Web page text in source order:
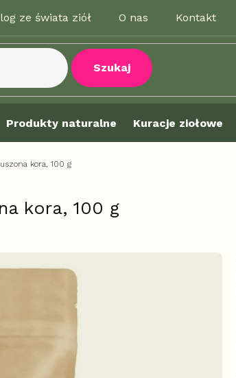
ze świata ziół O nas Kontakt
Szukaj
Produkty naturalne Kuracje ziołowe
kora, 100 g
kora, 100 g